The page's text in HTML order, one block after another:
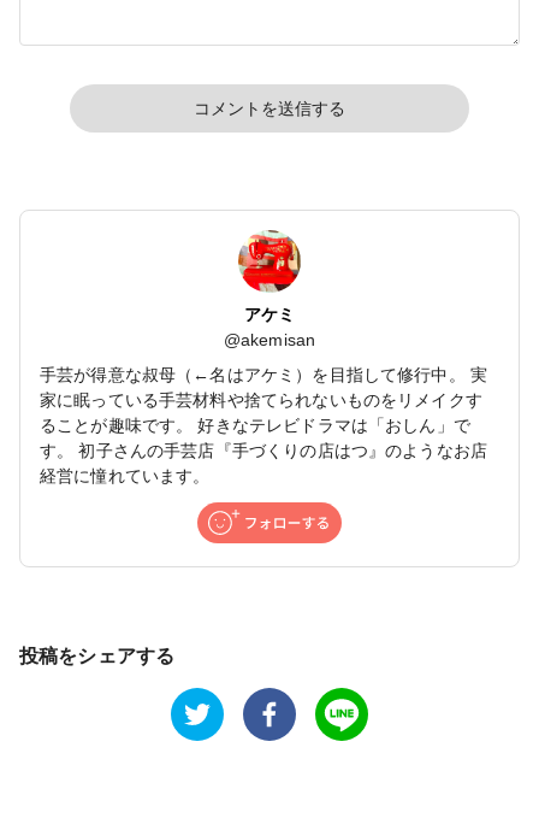
コメントを送信する
アケミ
@akemisan
手芸が得意な叔母（←名はアケミ）を目指して修行中。 実
家に眠っている手芸材料や捨てられないものをリメイクす
ることが趣味です。 好きなテレビドラマは「おしん」で
す。 初子さんの手芸店『手づくりの店はつ』のようなお店
経営に憧れています。
投稿をシェアする